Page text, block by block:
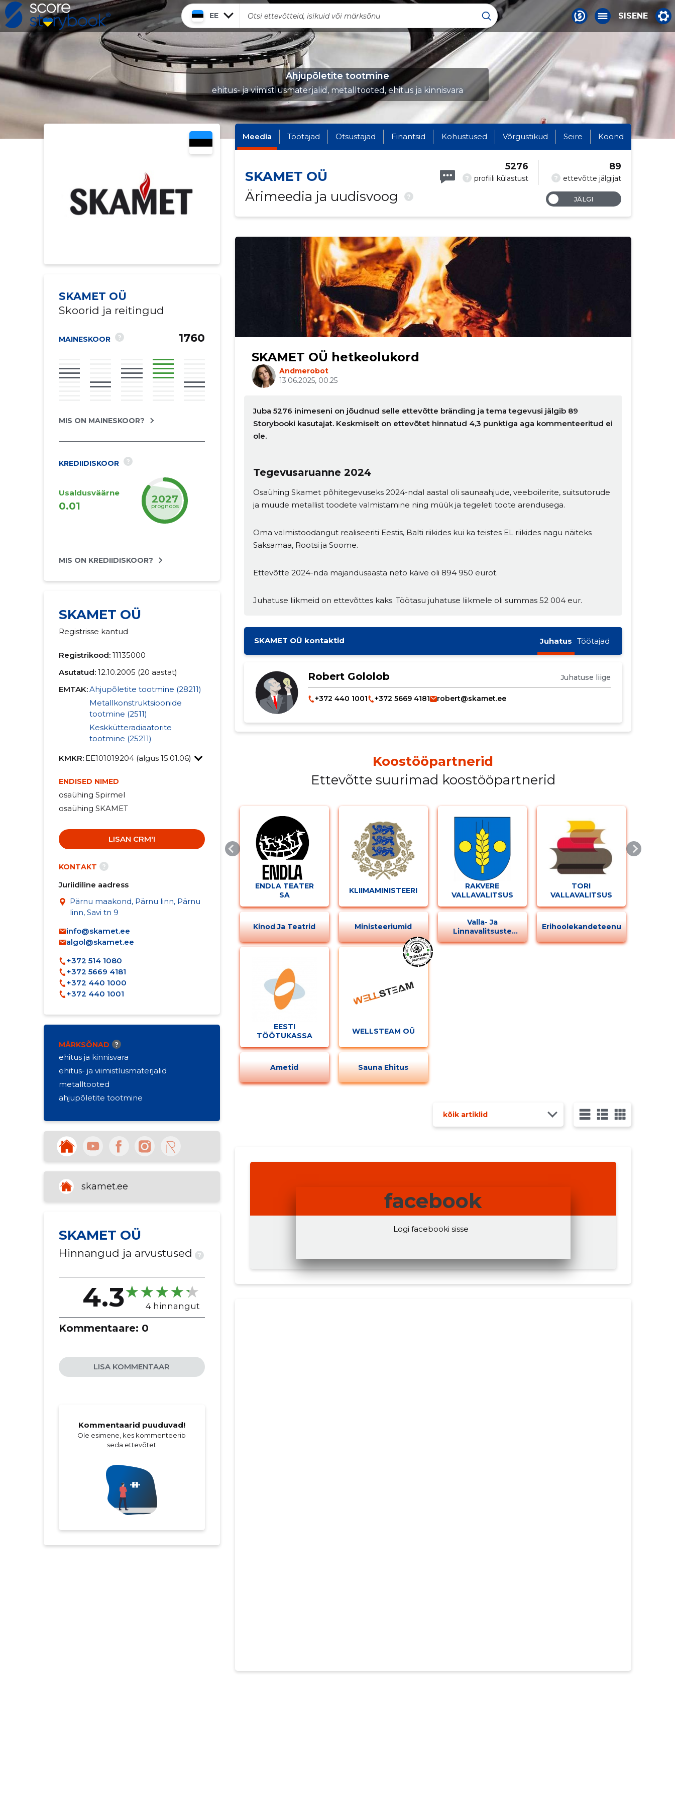
EE SISENE
Ahjupõletite tootmine
ehitus- ja viimistlusmaterjalid, metalltooted, ehitus ja kinnisvara
SKAMET OÜ
Skoorid ja reitingud
MAINESKOOR ? 1760
MIS ON MAINESKOOR?
KREDIIDISKOOR ?
Usaldusväärne
0.01
2027
prognoos
MIS ON KREDIIDISKOOR?
SKAMET OÜ
Registrisse kantud
Registrikood: 11135000
Asutatud: 12.10.2005 (20 aastat)
EMTAK:Ahjupõletite tootmine (28211)
Metallkonstruktsioonide
tootmine (2511)
Keskkütteradiaatorite
tootmine (25211)
KMKR: EE101019204 (algus 15.01.06)
ENDISED NIMED
osaühing Spirmel
osaühing SKAMET
LISAN CRM'I
KONTAKT ?
Juriidiline aadress
Pärnu maakond, Pärnu linn, Pärnu
linn, Savi tn 9
info@skamet.ee
algol@skamet.ee
+372 514 1080
+372 5669 4181
+372 440 1000
+372 440 1001
MÄRKSÕNAD ?
ehitus ja kinnisvara
ehitus- ja viimistlusmaterjalid
metalltooted
ahjupõletite tootmine
skamet.ee
SKAMET OÜ
Hinnangud ja arvustused ?
4.3 4 hinnangut
Kommentaare: 0
LISA KOMMENTAAR
Kommentaarid puuduvad!
Ole esimene, kes kommenteerib
seda ettevõtet
Meedia Töötajad Otsustajad Finantsid Kohustused Võrgustikud Seire Koond
SKAMET OÜ
Ärimeedia ja uudisvoog
?
? profiili külastust
5276
? ettevõtte jälgijat
89
JÄLGI
SKAMET OÜ hetkeolukord
Andmerobot
13.06.2025, 00.25
Juba 5276 inimeseni on jõudnud selle ettevõtte bränding ja tema tegevusi jälgib 89
Storybooki kasutajat. Keskmiselt on ettevõtet hinnatud 4,3 punktiga aga kommenteeritud ei
ole.
Tegevusaruanne 2024
Osaühing Skamet põhitegevuseks 2024-ndal aastal oli saunaahjude, veeboilerite, suitsutorude
ja muude metallist toodete valmistamine ning müük ja tegeleti toote arendusega.
Oma valmistoodangut realiseeriti Eestis, Balti riikides kui ka teistes EL riikides nagu näiteks
Saksamaa, Rootsi ja Soome.
Ettevõtte 2024-nda majandusaasta neto käive oli 894 950 eurot.
Juhatuse liikmeid on ettevõttes kaks. Töötasu juhatuse liikmele oli summas 52 004 eur.
SKAMET OÜ kontaktid Juhatus Töötajad
Robert Gololob Juhatuse liige
+372 440 1001 +372 5669 4181 robert@skamet.ee
Koostööpartnerid
Ettevõtte suurimad koostööpartnerid
ENDLA TEATER
SA
Kinod Ja Teatrid
KLIIMAMINISTEERIUM
Ministeeriumid
RAKVERE
VALLAVALITSUS
Valla- Ja
Linnavalitsuste
Tegevus
TORI
VALLAVALITSUS
Erihoolekandeteenus
EESTI
TÖÖTUKASSA
Ametid
WELLSTEAM OÜ
Sauna Ehitus
kõik artiklid
Muuda pildi kirjeldust
MUUDA
facebook
Logi facebooki sisse